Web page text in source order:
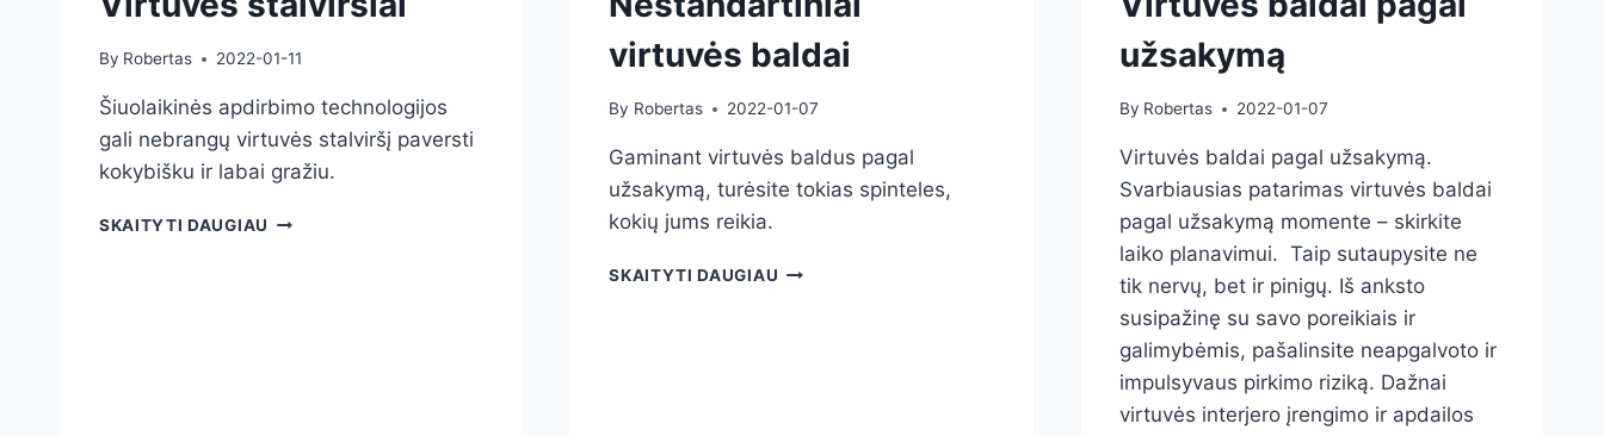
By Robertas 2022-01-11
Šiuolaikinės apdirbimo technologijos
gali nebrangų virtuvės stalviršį paversti
kokybišku ir labai gražiu.
SKAITYTI DAUGIAU VIRTUVĖS
virtuvės baldai
By Robertas 2022-01-07
Gaminant virtuvės baldus pagal
užsakymą, turėsite tokias spinteles,
kokių jums reikia.
SKAITYTI DAUGIAU NESTANDARTINIAI
užsakymą
By Robertas 2022-01-07
Virtuvės baldai pagal užsakymą.
Svarbiausias patarimas virtuvės baldai
pagal užsakymą momente – skirkite
laiko planavimui. Taip sutaupysite ne
tik nervų, bet ir pinigų. Iš anksto
susipažinę su savo poreikiais ir
galimybėmis, pašalinsite neapgalvoto ir
impulsyvaus pirkimo riziką. Dažnai
virtuvės interjero įrengimo ir apdailos